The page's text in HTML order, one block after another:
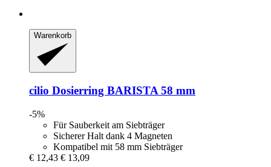
Warenkorb
cilio Dosierring BARISTA 58 mm
-5%
Für Sauberkeit am Siebträger
Sicherer Halt dank 4 Magneten
Kompatibel mit 58 mm Siebträger
€ 12,43 € 13,09